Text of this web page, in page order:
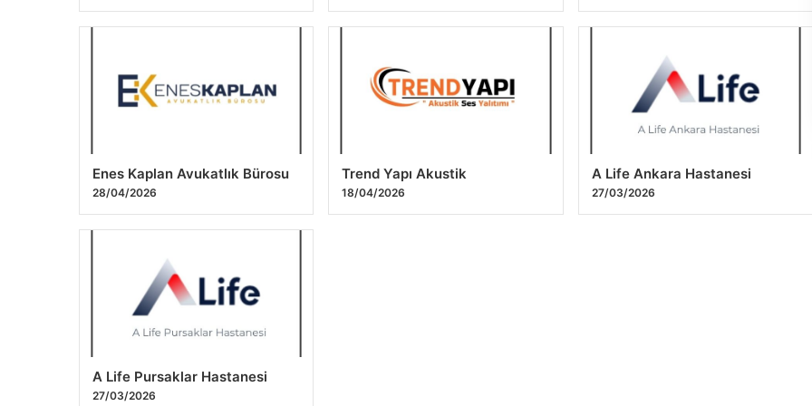
Enes Kaplan Avukatlık Bürosu
28/04/2026
Trend Yapı Akustik
18/04/2026
A Life Ankara Hastanesi
27/03/2026
A Life Pursaklar Hastanesi
27/03/2026